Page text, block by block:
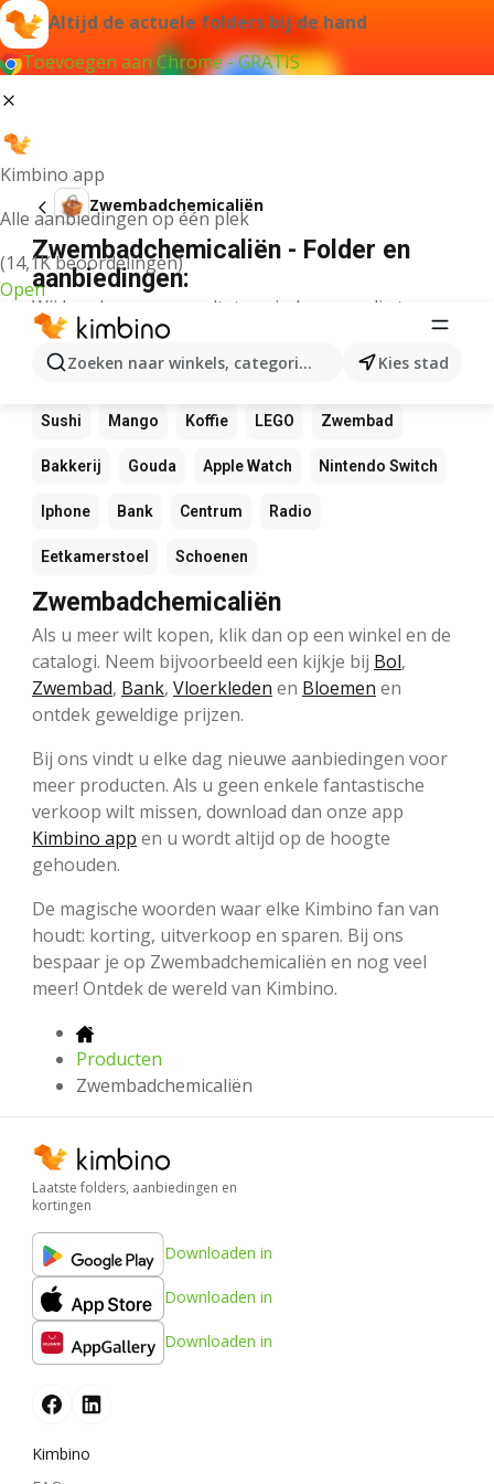
Altijd de actuele folders bij de hand
Toevoegen aan Chrome - GRATIS
Kimbino app
Alle aanbiedingen op één plek
(14,1K beoordelingen)
Open
Zoeken naar winkels, categorieën, producten...
Kies stad
Zwembadchemicaliën
Zwembadchemicaliën - Folder en
aanbiedingen:
Wij konden geen resultaten vinden voor die term.
Andere favoriete producten
NOS Rekenmachine Pizza
Sushi Mango Koffie LEGO Zwembad
Bakkerij Gouda Apple Watch Nintendo Switch
Iphone Bank Centrum Radio
Eetkamerstoel Schoenen
Zwembadchemicaliën
Als u meer wilt kopen, klik dan op een winkel en de
catalogi. Neem bijvoorbeeld een kijkje bij Bol,
Zwembad, Bank, Vloerkleden en Bloemen en
ontdek geweldige prijzen.
Bij ons vindt u elke dag nieuwe aanbiedingen voor
meer producten. Als u geen enkele fantastische
verkoop wilt missen, download dan onze app
Kimbino app en u wordt altijd op de hoogte
gehouden.
De magische woorden waar elke Kimbino fan van
houdt: korting, uitverkoop en sparen. Bij ons
bespaar je op Zwembadchemicaliën en nog veel
meer! Ontdek de wereld van Kimbino.
Producten
Zwembadchemicaliën
Laatste folders, aanbiedingen en
kortingen
Downloaden in
Downloaden in
Downloaden in
Kimbino